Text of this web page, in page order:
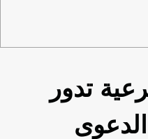
تدور